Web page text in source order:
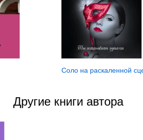
Соло на раскаленной
Другие книги автора